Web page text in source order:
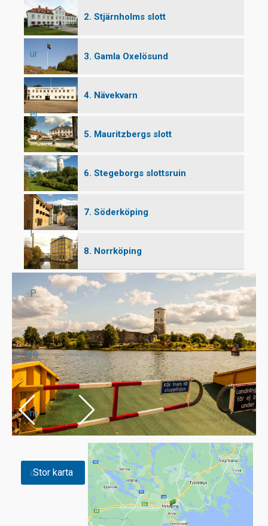
ur
er
bi
l
P
ro
m
e
2. Stjärnholms slott
3. Gamla Oxelösund
4. Nävekvarn
5. Mauritzbergs slott
6. Stegeborgs slottsruin
7. Söderköping
8. Norrköping
Stor karta